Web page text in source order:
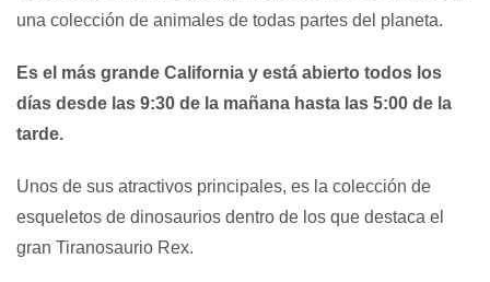
una colección de animales de todas partes del planeta.
Es el más grande California y está abierto todos los
días desde las 9:30 de la mañana hasta las 5:00 de la
tarde.
Unos de sus atractivos principales, es la colección de
esqueletos de dinosaurios dentro de los que destaca el
gran Tiranosaurio Rex.